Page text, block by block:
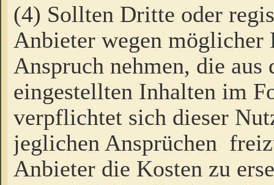
(4) Sollten Dritte oder
Anbieter wegen möglicher
Anspruch nehmen, die
eingestellten Inhalten im
verpflichtet sich dieser
jeglichen Ansprüchen
Anbieter die Kosten zu